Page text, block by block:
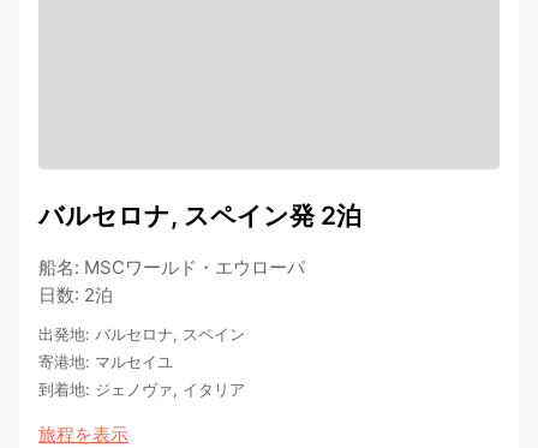
バルセロナ, スペイン発 2泊
船名: MSCワールド・エウローパ
日数: 2泊
出発地: バルセロナ, スペイン
寄港地: マルセイユ
到着地: ジェノヴァ, イタリア
旅程を表示